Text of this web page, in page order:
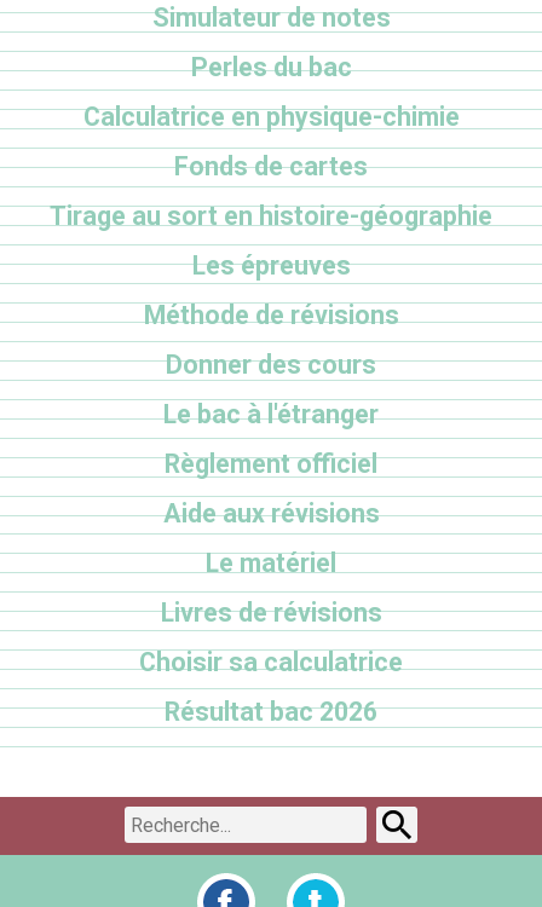
Simulateur de notes
Perles du bac
Calculatrice en physique-chimie
Fonds de cartes
Tirage au sort en histoire-géographie
Les épreuves
Méthode de révisions
Donner des cours
Le bac à l'étranger
Règlement officiel
Aide aux révisions
Le matériel
Livres de révisions
Choisir sa calculatrice
Résultat bac 2026